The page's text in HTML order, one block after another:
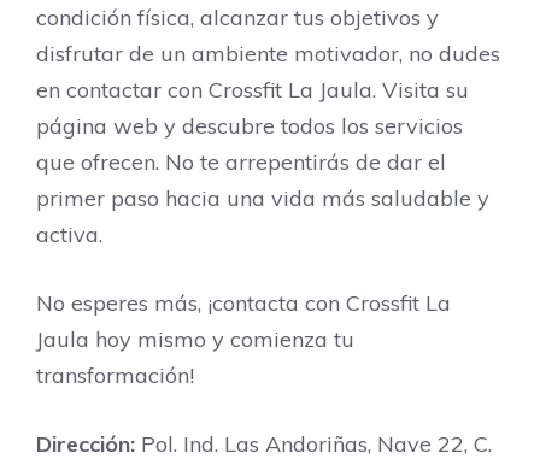
condición física, alcanzar tus objetivos y
disfrutar de un ambiente motivador, no dudes
en contactar con Crossfit La Jaula. Visita su
página web y descubre todos los servicios
que ofrecen. No te arrepentirás de dar el
primer paso hacia una vida más saludable y
activa.
No esperes más, ¡contacta con Crossfit La
Jaula hoy mismo y comienza tu
transformación!
Dirección: Pol. Ind. Las Andoriñas, Nave 22, C.